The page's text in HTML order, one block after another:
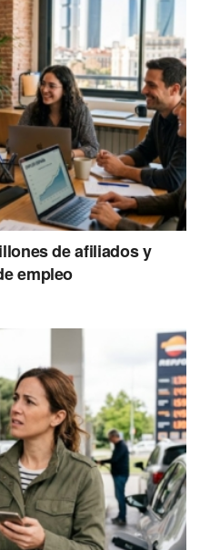
de afiliados y
empleo